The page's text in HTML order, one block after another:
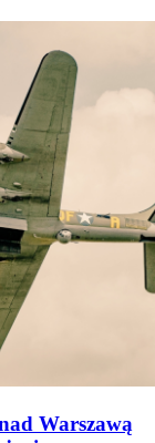
Warszawą